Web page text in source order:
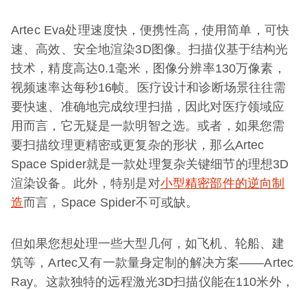
Artec Eva处理速度快，便携性高，使用简单，可快
速、高效、安全地渲染3D图像。扫描仪基于结构光
技术，精度高达0.1毫米，图像分辨率130万像素，
视频速率达每秒16帧。医疗设计和诊断场景往往需
要快速、准确地完成纹理扫描，因此对医疗领域应
用而言，它无疑是一款明智之选。或者，如果您需
要扫描纹理更精密或更复杂的形状，那么Artec
Space Spider就是一款处理复杂关键细节的理想3D
渲染设备。此外，特别是对小型精密部件的逆向制
造而言，Space Spider不可或缺。
但如果您想处理一些大型几何，如飞机、轮船、建
筑等，Artec又有一款量身定制的解决方案——Artec
Ray。这款独特的远程激光3D扫描仪能在110米外，